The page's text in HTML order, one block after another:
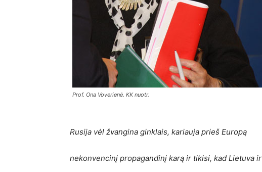
Prof. Ona Voverienė. KK nuotr.
Rusija vėl žvangina ginklais, kariauja prieš Europą
nekonvencinį propagandinį karą ir tikisi, kad Lietuva ir